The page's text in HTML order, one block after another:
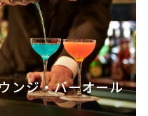
ンジ・バーオール